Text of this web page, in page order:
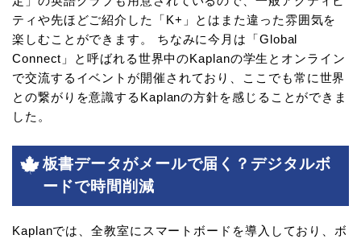
ティや先ほどご紹介した「K+」とはまた違った雰囲気を
楽しむことができます。 ちなみに今月は「Global
Connect」と呼ばれる世界中のKaplanの学生とオンライン
で交流するイベントが開催されており、ここでも常に世界
との繋がりを意識するKaplanの方針を感じることができま
した。
板書データがメールで届く？デジタルボ
ードで時間削減
Kaplanでは、全教室にスマートボードを導入しており、ボ